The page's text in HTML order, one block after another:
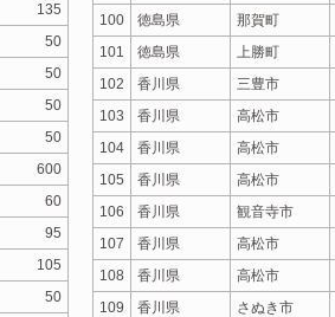
135
50
50
50
50
600
60
95
105
50
100
徳島県 那賀町
101
徳島県 上勝町
102
香川県 三豊市
103
香川県 高松市
104
香川県 高松市
105
香川県 高松市
106
香川県 観音寺市
107
香川県 高松市
108
香川県 高松市
109
香川県 さぬき市